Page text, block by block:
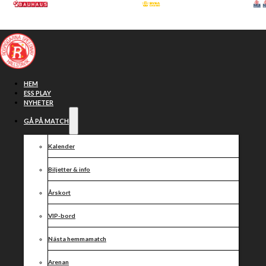
Hoppa till huvudinnehåll
HEM
ESS PLAY
NYHETER
GÅ PÅ MATCH
Kalender
Biljetter & info
Årskort
VIP-bord
Nästa hemmamatch
Arenan
Funktionärsmöte!